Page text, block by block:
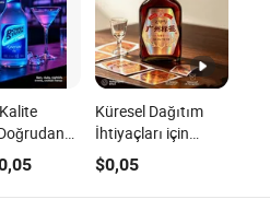
ve
Küresel Dağıtım
İhtiyaçları için
Premium Özel
Etiket Çözümleri
Etiket Tedarikçisi
$0,05